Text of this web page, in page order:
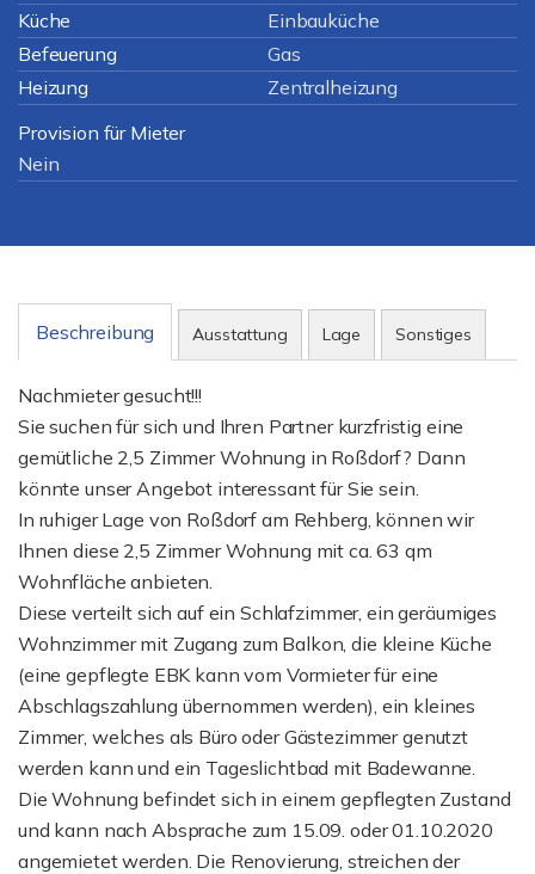
Küche
Einbauküche
Befeuerung
Gas
Heizung
Zentralheizung
Provision für Mieter
Nein
Beschreibung Ausstattung Lage Sonstiges
Nachmieter gesucht!!!
Sie suchen für sich und Ihren Partner kurzfristig eine
gemütliche 2,5 Zimmer Wohnung in Roßdorf? Dann
könnte unser Angebot interessant für Sie sein.
In ruhiger Lage von Roßdorf am Rehberg, können wir
Ihnen diese 2,5 Zimmer Wohnung mit ca. 63 qm
Wohnfläche anbieten.
Diese verteilt sich auf ein Schlafzimmer, ein geräumiges
Wohnzimmer mit Zugang zum Balkon, die kleine Küche
(eine gepflegte EBK kann vom Vormieter für eine
Abschlagszahlung übernommen werden), ein kleines
Zimmer, welches als Büro oder Gästezimmer genutzt
werden kann und ein Tageslichtbad mit Badewanne.
Die Wohnung befindet sich in einem gepflegten Zustand
und kann nach Absprache zum 15.09. oder 01.10.2020
angemietet werden. Die Renovierung, streichen der